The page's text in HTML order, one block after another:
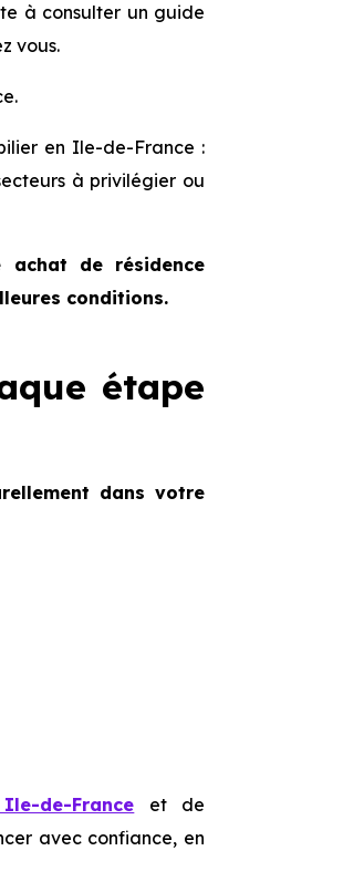
à consulter un guide
vous.
en Ile-de-France :
à privilégier ou
de résidence
conditions.
étape
dans votre
de-France et de
avec confiance, en